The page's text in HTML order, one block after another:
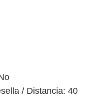
/ Distancia: 40